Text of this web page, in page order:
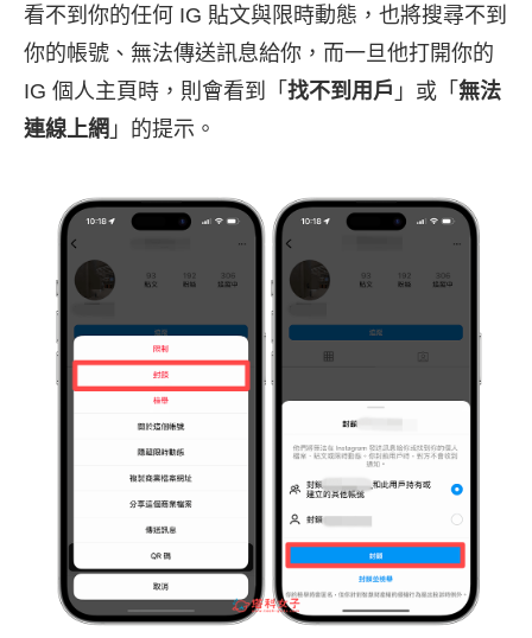
看不到你的任何 IG 貼文與限時動態，也將搜尋不到
你的帳號、無法傳送訊息給你，而一旦他打開你的
IG 個人主頁時，則會看到「 找不到用戶 」或「 無法
連線上網 」的提示。